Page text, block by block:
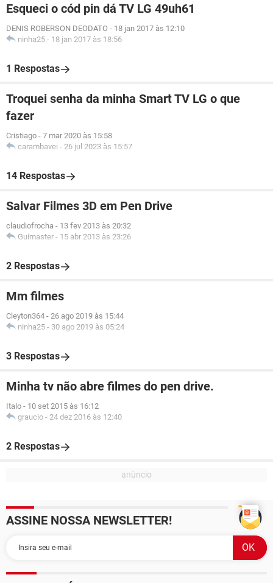
Esqueci o cód pin dá TV LG 49uh61
DENIS ROBERSON DEODATO - 18 jan 2017 às 12:10
ninha25 - 18 jan 2017 às 18:56
1 Respostas
Troquei senha da minha Smart TV LG o que
fazer
Cristiago - 7 mar 2020 às 15:58
carambavei - 26 jul 2023 às 15:57
14 Respostas
Salvar Filmes 3D em Pen Drive
claudiofrocha - 13 fev 2013 às 20:32
Guimaster - 15 abr 2013 às 23:26
2 Respostas
Mm filmes
Cleyton364 - 26 ago 2019 às 15:44
ninha25 - 30 ago 2019 às 05:24
3 Respostas
Minha tv não abre filmes do pen drive.
Italo - 10 set 2015 às 16:12
graucio - 24 dez 2016 às 12:40
2 Respostas
ASSINE NOSSA NEWSLETTER!